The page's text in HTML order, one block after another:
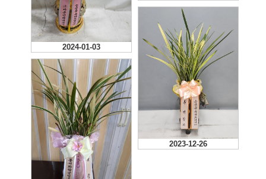
2024-01-03
2023-12-26